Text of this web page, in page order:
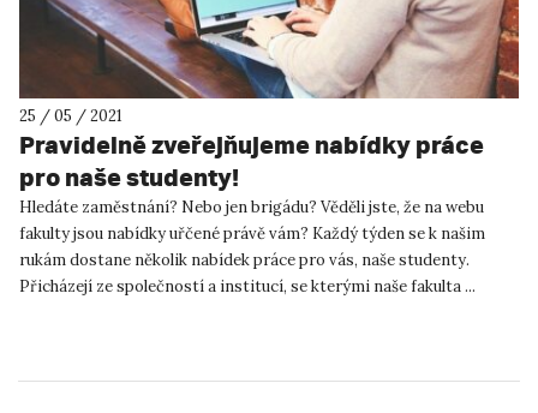
25 / 05 / 2021
Pravidelně zveřejňujeme nabídky práce
pro naše studenty!
Hledáte zaměstnání? Nebo jen brigádu? Věděli jste, že na webu
fakulty jsou nabídky uřčené právě vám? Každý týden se k našim
rukám dostane několik nabídek práce pro vás, naše studenty.
Přicházejí ze společností a institucí, se kterými naše fakulta ...